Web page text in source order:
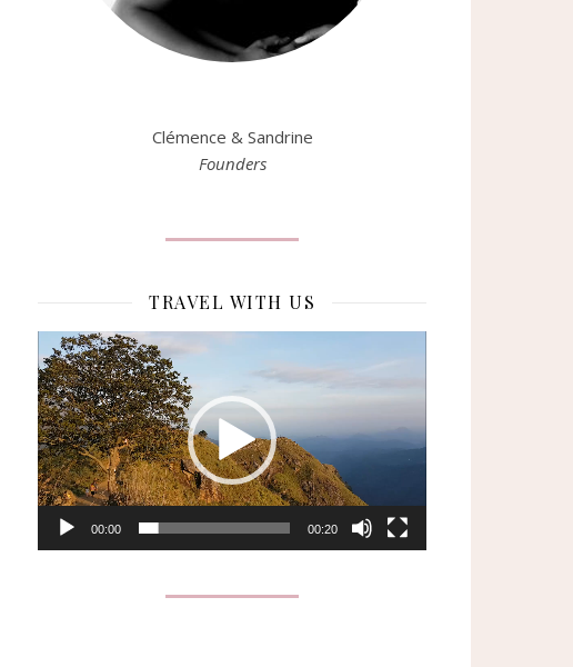
Clémence & Sandrine
Founders
TRAVEL WITH US
Lecteur
vidéo
00:00 00:20